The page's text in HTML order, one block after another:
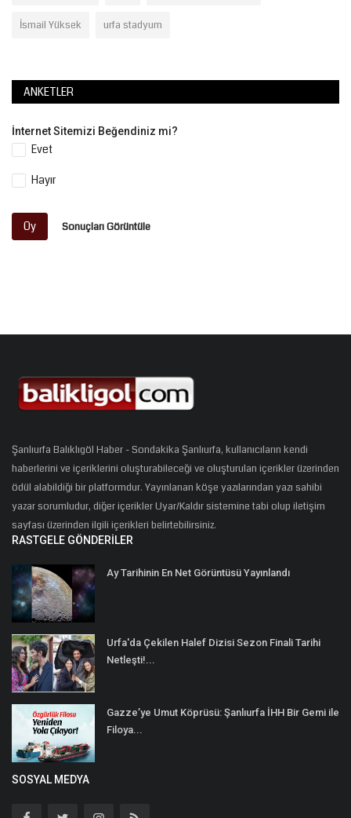
İsmail Yüksek urfa stadyum
ANKETLER
İnternet Sitemizi Beğendiniz mi?
Evet
Hayır
Oy Sonuçları Görüntüle
Şanlıurfa Balıklıgöl Haber - Sondakika Şanlıurfa, kullanıcıların kendi
haberlerini ve içeriklerini oluşturabileceği ve oluşturulan içerikler üzerinden
ödül alabildiği bir platformdur. Yayınlanan köşe yazılarından yazı sahibi
yazar sorumludur, diğer içerikler Uyar/Kaldır sistemine tabi olup iletişim
sayfası üzerinden ilgili içerikleri belirtebilirsiniz.
RASTGELE GÖNDERILER
Ay Tarihinin En Net Görüntüsü Yayınlandı
Urfa'da Çekilen Halef Dizisi Sezon Finali Tarihi
Netleşti!...
Gazze’ye Umut Köprüsü: Şanlıurfa İHH Bir Gemi ile
Filoya...
SOSYAL MEDYA